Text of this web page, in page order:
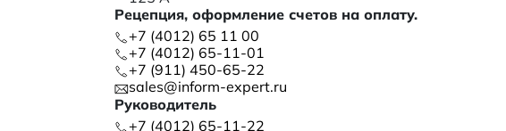
Рецепция, оформление счетов на оплату.
+7 (4012) 65 11 00
+7 (4012) 65-11-01
+7 (911) 450-65-22
sales@inform-expert.ru
Руководитель
+7 (4012) 65-11-22